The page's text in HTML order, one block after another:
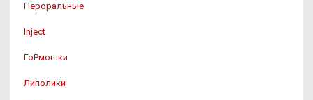
Пероральные
Inject
ГоРмошки
Липолики